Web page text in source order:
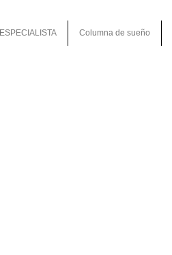
ESPECIALISTA Columna de sueño